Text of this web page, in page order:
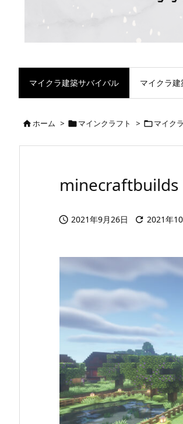
マイクラ建築サバイバル マイクラ
ホーム > マインクラフト > マイク
minecraftbuilds
 2021年9月26日  2021年